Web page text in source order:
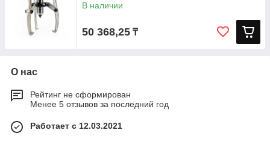
В наличии
50 368,25 ₸
О нас
Рейтинг не сформирован
Менее 5 отзывов за последний год
Работает с 12.03.2021